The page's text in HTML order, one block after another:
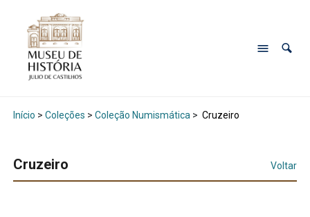
Início > Coleções > Coleção Numismática > Cruzeiro
Cruzeiro Voltar